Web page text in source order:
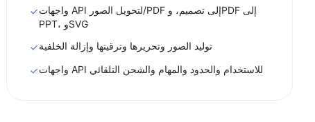
واجهات API لتحويل الصور/PDF إلى تصميم، وPDF إلى
PPT، وSVG
توليد الصور وتحريرها وترقيتها وإزالة الخلفية
واجهات API للاستخدام والحدود والمهام والشحن التلقائي